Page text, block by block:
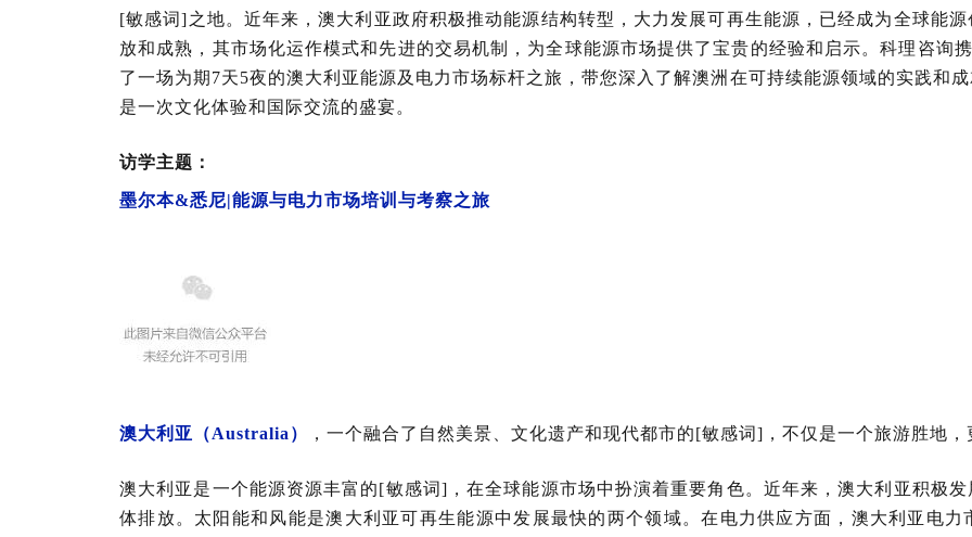
[敏感词]之地。近年来，澳大利亚政府积极推动能源结构转型，大力发展可再生能源，已经成为全球能
放和成熟，其市场化运作模式和先进的交易机制，为全球能源市场提供了宝贵的经验和启示。科理咨询
了一场为期7天5夜的澳大利亚能源及电力市场标杆之旅，带您深入了解澳洲在可持续能源领域的实践和
是一次文化体验和国际交流的盛宴。
访学主题：
墨尔本&悉尼|能源与电力市场培训与考察之旅
澳大利亚（Australia） ，一个融合了自然美景、文化遗产和现代都市的[敏感词]，不仅是一个旅游胜地，
澳大利亚是一个能源资源丰富的[敏感词]，在全球能源市场中扮演着重要角色。近年来，澳大利亚积极
体排放。太阳能和风能是澳大利亚可再生能源中发展最快的两个领域。在电力供应方面，澳大利亚电